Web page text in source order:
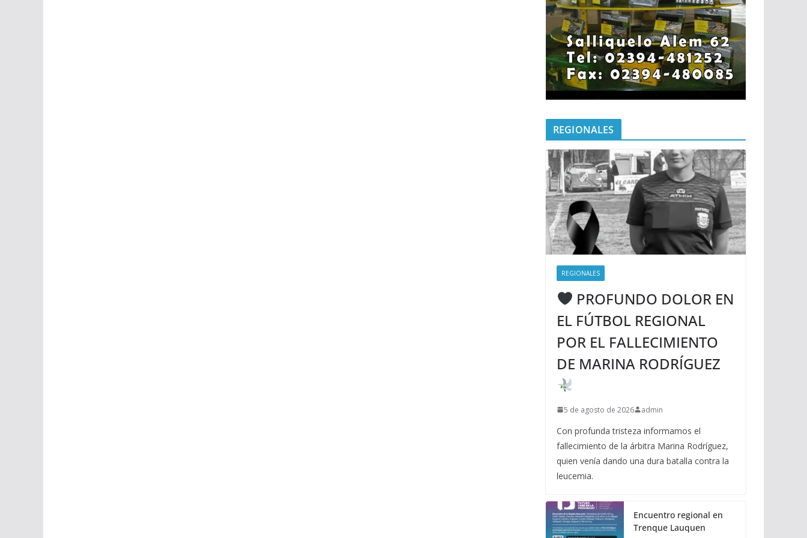
REGIONALES
REGIONALES
PROFUNDO DOLOR EN
EL FÚTBOL REGIONAL
POR EL FALLECIMIENTO
DE MARINA RODRÍGUEZ
5 de agosto de 2026 admin
Con profunda tristeza informamos el
fallecimiento de la árbitra Marina Rodríguez,
quien venía dando una dura batalla contra la
leucemia.
Encuentro regional en
Trenque Lauquen